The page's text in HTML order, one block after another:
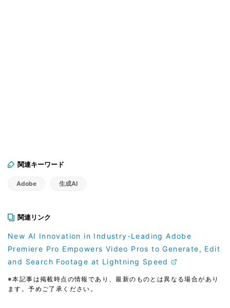
関連キーワード
Adobe 生成AI
関連リンク
New AI Innovation in Industry-Leading Adobe
Premiere Pro Empowers Video Pros to Generate, Edit
and Search Footage at Lightning Speed
※本記事は掲載時点の情報であり、最新のものとは異なる場合があり
ます。予めご了承ください。